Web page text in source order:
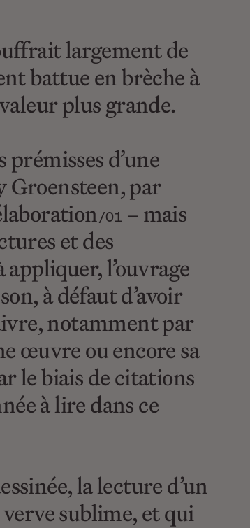
largement de
battue en brèche à
plus grande.
prémisses d’une
Groensteen, par
/01 – mais
et des
l’ouvrage
à défaut d’avoir
notamment par
œuvre ou encore sa
le biais de citations
à lire dans ce
la lecture d’un
sublime, et qui